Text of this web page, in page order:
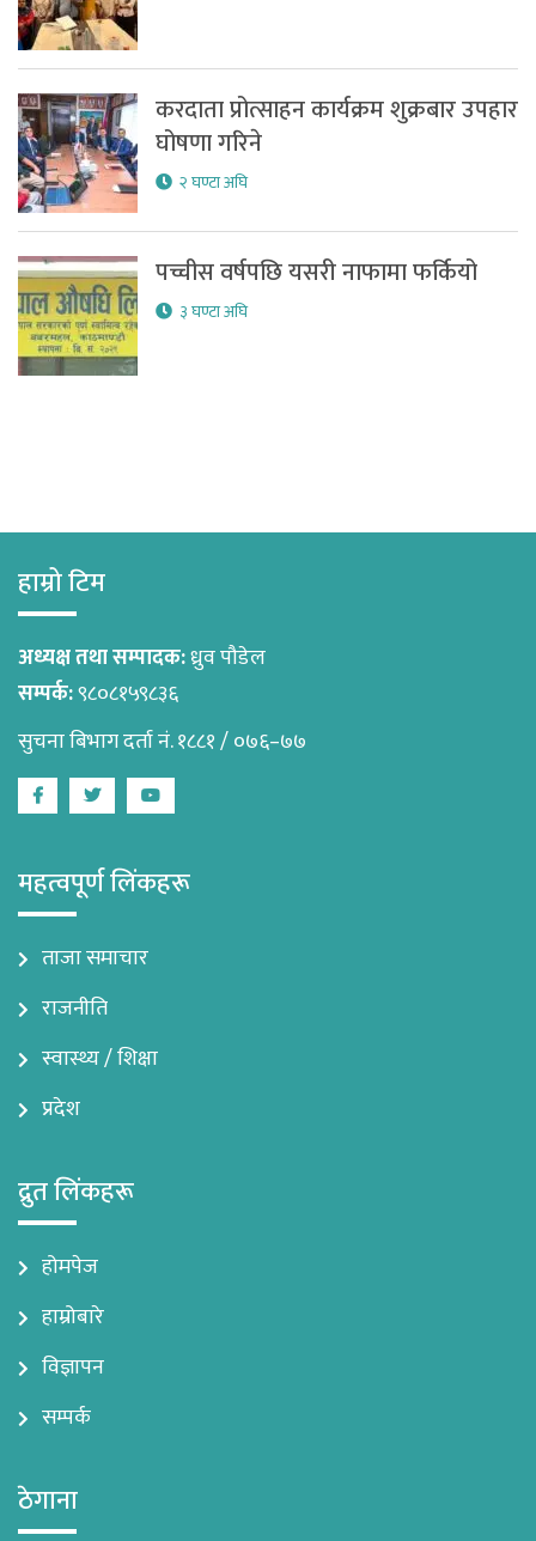
करदाता प्रोत्साहन कार्यक्रम शुक्रबार उपहार
घोषणा गरिने
२ घण्टा अघि
पच्चीस वर्षपछि यसरी नाफामा फर्कियो
३ घण्टा अघि
हाम्रो टिम
अध्यक्ष तथा सम्पादक:ध्रुव पौडेल
सम्पर्क:९८०८१५९८३६
सुचना बिभाग दर्ता नं. १८८१ / ०७६–७७
FacebookTwitterYoutube
महत्वपूर्ण लिंकहरू
ताजा समाचार
राजनीति
स्वास्थ्य / शिक्षा
प्रदेश
द्रुत लिंकहरू
होमपेज
हाम्रोबारे
विज्ञापन
सम्पर्क
ठेगाना